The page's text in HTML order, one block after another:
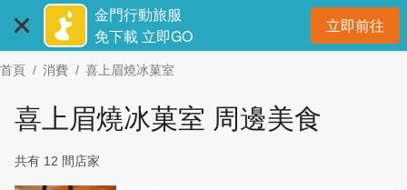
主
要
金門行動旅服
免下載 立即GO
立即前往開
首頁 消費 喜上眉燒冰菓室
喜上眉燒冰菓室 周邊美食
共有 12 間店家